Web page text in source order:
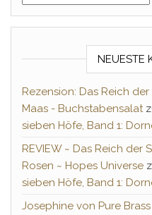
NEUESTE
Rezension: Das Reich der
Maas - Buchstabensalat
sieben Höfe, Band 1:
REVIEW ~ Das Reich der
Rosen ~ Hopes Universe
sieben Höfe, Band 1:
Josephine von Pure